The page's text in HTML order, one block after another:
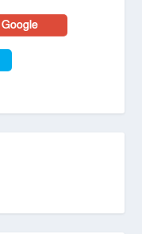
Google